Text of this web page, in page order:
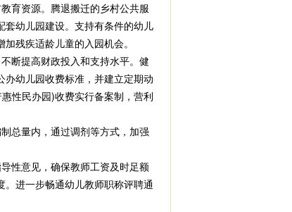
育资源。腾退搬迁的乡村公共服
幼儿园建设。支持有条件的幼儿
残疾适龄儿童的入园机会。
断提高财政投入和支持水平。健
幼儿园收费标准，并建立定期动
性民办园)收费实行备案制，营利
总量内，通过调剂等方式，加强
性意见，确保教师工资及时足额
进一步畅通幼儿教师职称评聘通